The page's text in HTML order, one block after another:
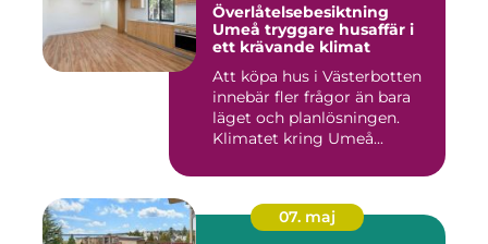
Överlåtelsebesiktning
Umeå tryggare husaffär i
ett krävande klimat
Att köpa hus i Västerbotten
innebär fler frågor än bara
läget och planlösningen.
Klimatet kring Umeå...
07. maj